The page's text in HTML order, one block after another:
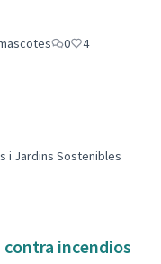
0
4
i Jardins Sostenibles
incendios